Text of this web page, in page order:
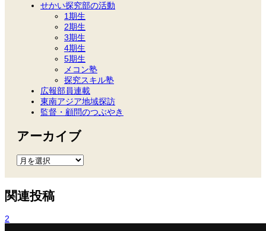
せかい探究部の活動
1期生
2期生
3期生
4期生
5期生
メコン塾
探究スキル塾
広報部員連載
東南アジア地域探訪
監督・顧問のつぶやき
アーカイブ
ア
カ
イ
ブ
関連投稿
2